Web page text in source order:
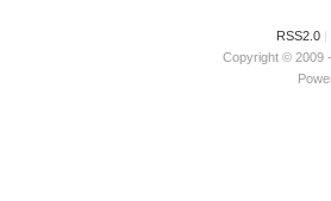
RSS2.0 |
Copyright © 2009